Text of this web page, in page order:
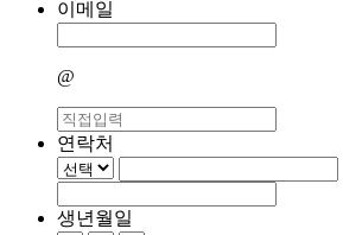
이메일
@
연락처
생년월일